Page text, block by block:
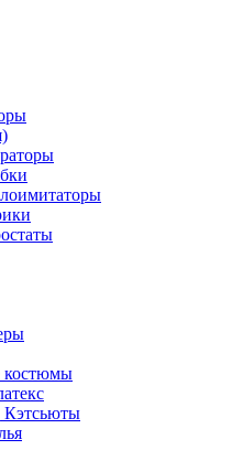
костюмы
Кэтсьюты